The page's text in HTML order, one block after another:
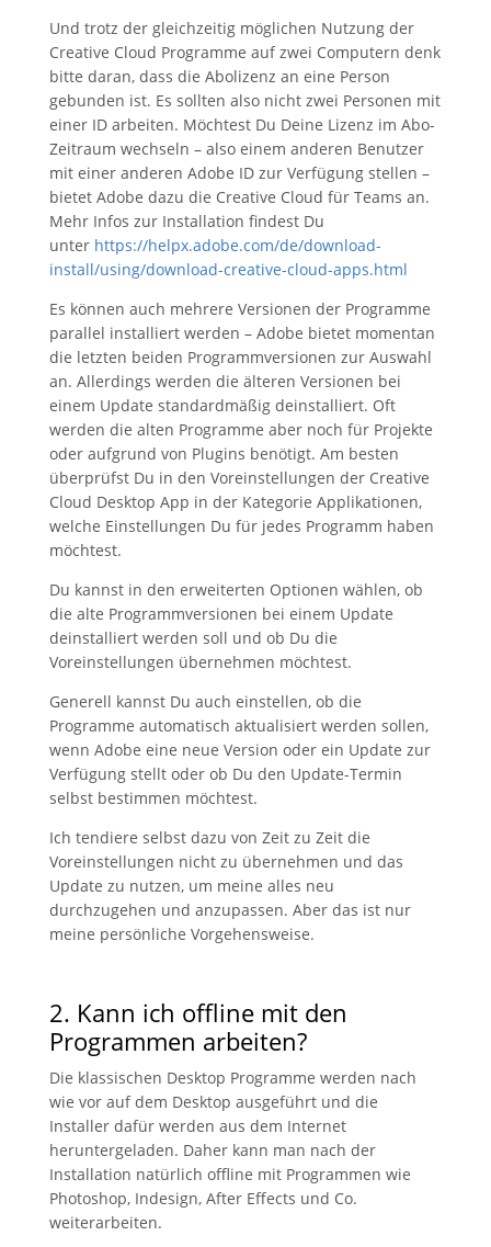
Und trotz der gleichzeitig möglichen Nutzung der
Creative Cloud Programme auf zwei Computern denk
bitte daran, dass die Abolizenz an eine Person
gebunden ist. Es sollten also nicht zwei Personen mit
einer ID arbeiten. Möchtest Du Deine Lizenz im Abo-
Zeitraum wechseln – also einem anderen Benutzer
mit einer anderen Adobe ID zur Verfügung stellen –
bietet Adobe dazu die Creative Cloud für Teams an.
Mehr Infos zur Installation findest Du
unter https://helpx.adobe.com/de/download-
install/using/download-creative-cloud-apps.html
Es können auch mehrere Versionen der Programme
parallel installiert werden – Adobe bietet momentan
die letzten beiden Programmversionen zur Auswahl
an. Allerdings werden die älteren Versionen bei
einem Update standardmäßig deinstalliert. Oft
werden die alten Programme aber noch für Projekte
oder aufgrund von Plugins benötigt. Am besten
überprüfst Du in den Voreinstellungen der Creative
Cloud Desktop App in der Kategorie Applikationen,
welche Einstellungen Du für jedes Programm haben
möchtest.
Du kannst in den erweiterten Optionen wählen, ob
die alte Programmversionen bei einem Update
deinstalliert werden soll und ob Du die
Voreinstellungen übernehmen möchtest.
Generell kannst Du auch einstellen, ob die
Programme automatisch aktualisiert werden sollen,
wenn Adobe eine neue Version oder ein Update zur
Verfügung stellt oder ob Du den Update-Termin
selbst bestimmen möchtest.
Ich tendiere selbst dazu von Zeit zu Zeit die
Voreinstellungen nicht zu übernehmen und das
Update zu nutzen, um meine alles neu
durchzugehen und anzupassen. Aber das ist nur
meine persönliche Vorgehensweise.
2. Kann ich offline mit den
Programmen arbeiten?
Die klassischen Desktop Programme werden nach
wie vor auf dem Desktop ausgeführt und die
Installer dafür werden aus dem Internet
heruntergeladen. Daher kann man nach der
Installation natürlich offline mit Programmen wie
Photoshop, Indesign, After Effects und Co.
weiterarbeiten.